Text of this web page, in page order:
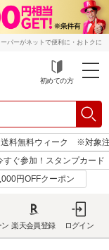
パーがネットで便利に・おトクに
初めての方
送料無料ウィーク ※対象
すぐ参加！スタンプカード
円OFFクーポン
ン 楽天会員登録 ログイン